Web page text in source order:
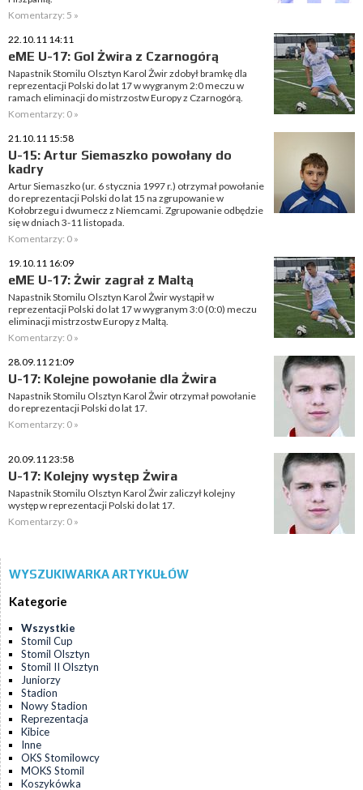
Komentarzy: 5 »
22.10.11 14:11
eME U-17: Gol Żwira z Czarnogórą
Napastnik Stomilu Olsztyn Karol Żwir zdobył bramkę dla
reprezentacji Polski do lat 17 w wygranym 2:0 meczu w
ramach eliminacji do mistrzostw Europy z Czarnogórą.
Komentarzy: 0 »
21.10.11 15:58
U-15: Artur Siemaszko powołany do
kadry
Artur Siemaszko (ur. 6 stycznia 1997 r.) otrzymał powołanie
do reprezentacji Polski do lat 15 na zgrupowanie w
Kołobrzegu i dwumecz z Niemcami. Zgrupowanie odbędzie
się w dniach 3-11 listopada.
Komentarzy: 0 »
19.10.11 16:09
eME U-17: Żwir zagrał z Maltą
Napastnik Stomilu Olsztyn Karol Żwir wystąpił w
reprezentacji Polski do lat 17 w wygranym 3:0 (0:0) meczu
eliminacji mistrzostw Europy z Maltą.
Komentarzy: 0 »
28.09.11 21:09
U-17: Kolejne powołanie dla Żwira
Napastnik Stomilu Olsztyn Karol Żwir otrzymał powołanie
do reprezentacji Polski do lat 17.
Komentarzy: 0 »
20.09.11 23:58
U-17: Kolejny występ Żwira
Napastnik Stomilu Olsztyn Karol Żwir zaliczył kolejny
występ w reprezentacji Polski do lat 17.
Komentarzy: 0 »
WYSZUKIWARKA ARTYKUŁÓW
Kategorie
Wszystkie
Stomil Cup
Stomil Olsztyn
Stomil II Olsztyn
Juniorzy
Stadion
Nowy Stadion
Reprezentacja
Kibice
Inne
OKS Stomilowcy
MOKS Stomil
Koszykówka